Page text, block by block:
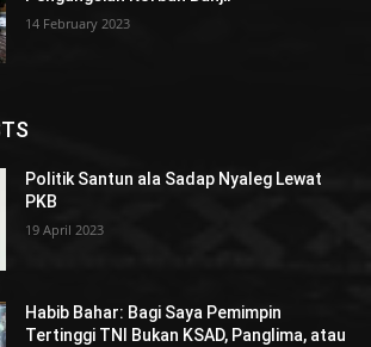
14 February 2023
Politik Santun ala Sadap Nyaleg Lewat
PKB
19 April 2023
Habib Bahar: Bagi Saya Pemimpin
Tertinggi TNI Bukan KSAD, Panglima, atau